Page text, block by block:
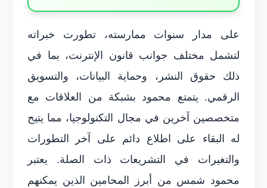
على مدار سنوات ممارسته، تطورت خبراته
لتشمل مختلف جوانب قانون الإنترنت، بما في
ذلك حقوق النشر، وحماية البيانات، والتسويق
الرقمي. يتمتع محمود بشبكة من العلاقات مع
متخصصين آخرين في مجال التكنولوجيا، مما يتيح
له البقاء على اطلاع دائم على آخر التطورات
والتغيرات في التشريعات ذات الصلة. يعتبر
محمود شمس من أبرز المحامين الذين يمكنهم